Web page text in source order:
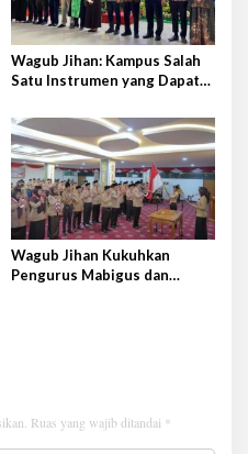
Wagub Jihan: Kampus Salah
Satu Instrumen yang Dapat
Wagub Jihan Kukuhkan
Pengurus Mabigus dan
Ruas yang wajib ditandai *